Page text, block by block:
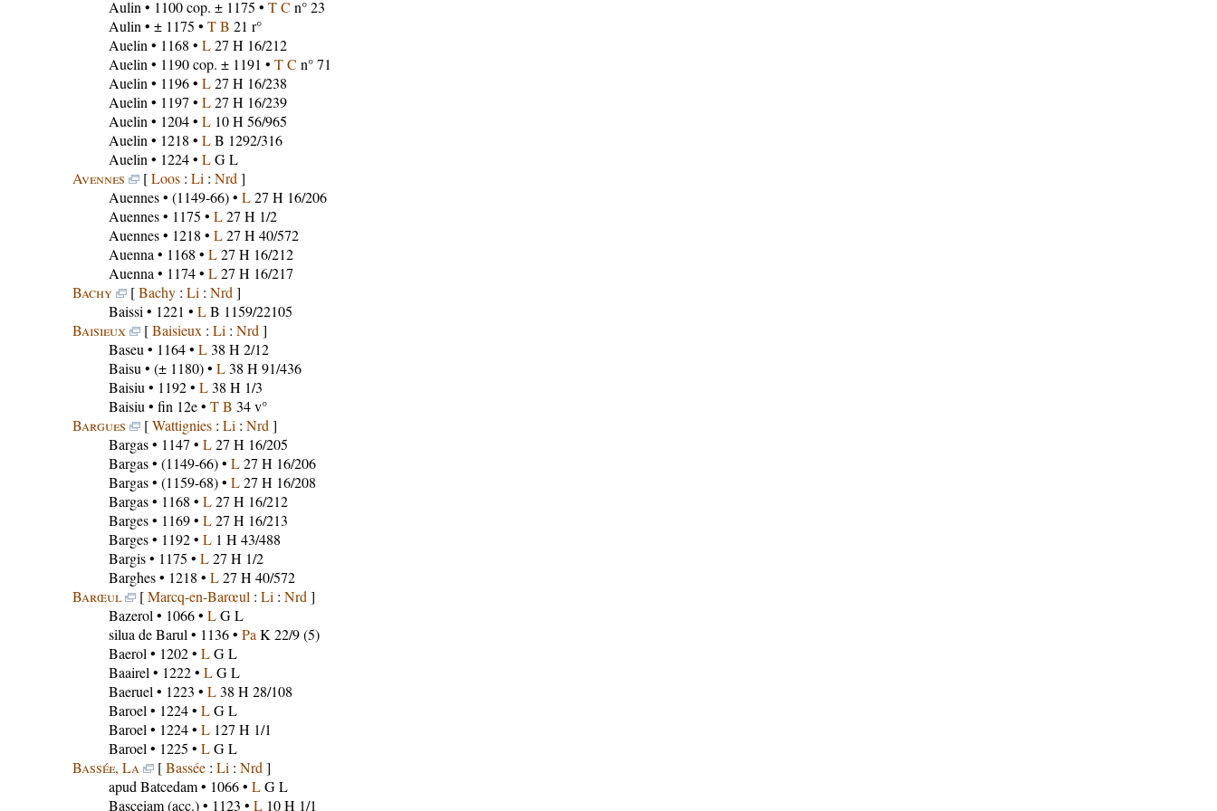
Aulin • 1100 cop. ± 1175 • T C n° 23
Aulin • ± 1175 • T B 21 r°
Auelin • 1168 • L27 H 16/212
Auelin • 1190 cop. ± 1191 • T C n° 71
Auelin • 1196 • L27 H 16/238
Auelin • 1197 • L27 H 16/239
Auelin • 1204 • L10 H 56/965
Auelin • 1218 • LB 1292/316
Auelin • 1224 • LG L
Avennes
[Loos: Li : Nrd ]
Auennes• (1149-66) • L27 H 16/206
Auennes• 1175 • L27 H 1/2
Auennes• 1218 • L27 H 40/572
Auenna • 1168 • L27 H 16/212
Auenna • 1174 • L27 H 16/217
Bachy
[Bachy: Li : Nrd ]
Baissi • 1221 • LB 1159/22105
Baisieux
[Baisieux : Li : Nrd ]
Baseu • 1164 • L38 H 2/12
Baisu • (± 1180) • L38 H 91/436
Baisiu • 1192 • L38 H 1/3
Baisiu • fin 12e • T B 34 v°
Bargues
[Wattignies: Li : Nrd ]
Bargas• 1147 • L27 H 16/205
Bargas• (1149-66) • L27 H 16/206
Bargas• (1159-68) • L27 H 16/208
Bargas• 1168 • L27 H 16/212
Barges• 1169 • L27 H 16/213
Barges• 1192 • L1 H 43/488
Bargis• 1175 • L27 H 1/2
Barghes• 1218 • L27 H 40/572
Barœul
[Marcq-en-Barœul : Li : Nrd ]
Bazerol • 1066 • LG L
silua de Barul • 1136 • Pa K 22/9 (5)
Baerol • 1202 • LG L
Baairel • 1222 • LG L
Baeruel • 1223 • L38 H 28/108
Baroel • 1224 • LG L
Baroel • 1224 • L127 H 1/1
Baroel • 1225 • LG L
Bassée, La
[Bassée: Li : Nrd ]
apud Batcedam• 1066 • LG L
Basceiam(acc.) • 1123 • L10 H 1/1